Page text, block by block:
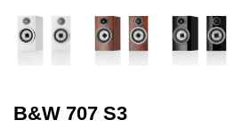
B&W 707 S3